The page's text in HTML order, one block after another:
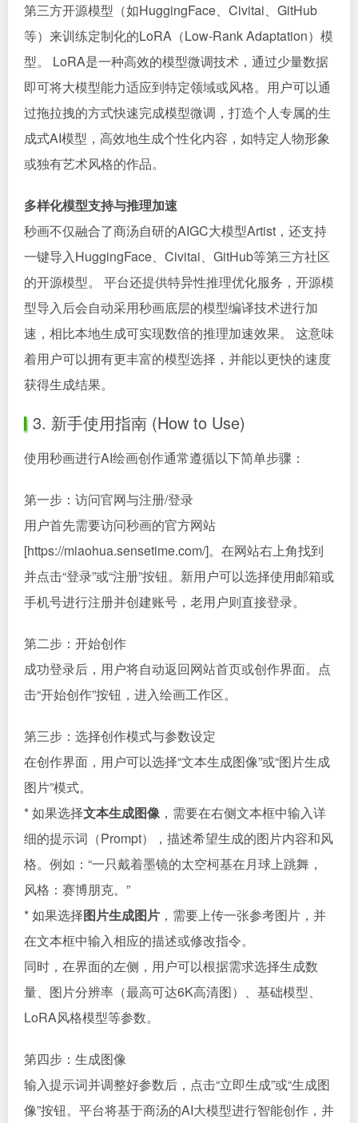
第三方开源模型（如HuggingFace、Civitai、GitHub
等）来训练定制化的LoRA（Low-Rank Adaptation）模
型。 LoRA是一种高效的模型微调技术，通过少量数据
即可将大模型能力适应到特定领域或风格。用户可以通
过拖拉拽的方式快速完成模型微调，打造个人专属的生
成式AI模型，高效地生成个性化内容，如特定人物形象
或独有艺术风格的作品。
多样化模型支持与推理加速
秒画不仅融合了商汤自研的AIGC大模型Artist，还支持
一键导入HuggingFace、Civitai、GitHub等第三方社区
的开源模型。 平台还提供特异性推理优化服务，开源模
型导入后会自动采用秒画底层的模型编译技术进行加
速，相比本地生成可实现数倍的推理加速效果。 这意味
着用户可以拥有更丰富的模型选择，并能以更快的速度
获得生成结果。
3. 新手使用指南 (How to Use)
使用秒画进行AI绘画创作通常遵循以下简单步骤：
第一步：访问官网与注册/登录
用户首先需要访问秒画的官方网站
[https://miaohua.sensetime.com/]。在网站右上角找到
并点击“登录”或“注册”按钮。新用户可以选择使用邮箱或
手机号进行注册并创建账号，老用户则直接登录。
第二步：开始创作
成功登录后，用户将自动返回网站首页或创作界面。点
击“开始创作”按钮，进入绘画工作区。
第三步：选择创作模式与参数设定
在创作界面，用户可以选择“文本生成图像”或“图片生成
图片”模式。
* 如果选择文本生成图像，需要在右侧文本框中输入详
细的提示词（Prompt），描述希望生成的图片内容和风
格。例如：“一只戴着墨镜的太空柯基在月球上跳舞，
风格：赛博朋克。”
* 如果选择图片生成图片 ，需要上传一张参考图片，并
在文本框中输入相应的描述或修改指令。
同时，在界面的左侧，用户可以根据需求选择生成数
量、图片分辨率（最高可达6K高清图）、基础模型、
LoRA风格模型等参数。
第四步：生成图像
输入提示词并调整好参数后，点击“立即生成”或“生成图
像”按钮。平台将基于商汤的AI大模型进行智能创作，并